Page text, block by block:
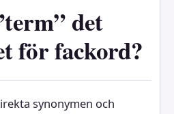
det
för fackord?
synonymen och